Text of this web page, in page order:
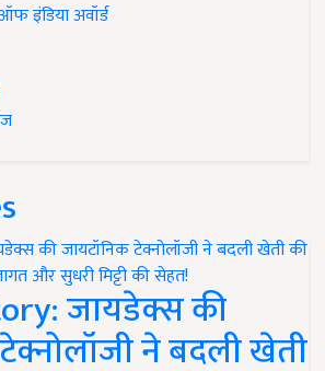
इंडिया अवॉर्ड
जायडेक्स की
ने बदली खेती